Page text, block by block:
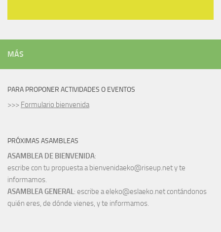
MÁS
PARA PROPONER ACTIVIDADES O EVENTOS
>>> Formulario bienvenida
PRÓXIMAS ASAMBLEAS
ASAMBLEA DE BIENVENIDA:
escribe con tu propuesta a bienvenidaeko@riseup.net y te
informamos.
ASAMBLEA GENERAL: escribe a eleko@eslaeko.net contándonos
quién eres, de dónde vienes, y te informamos.